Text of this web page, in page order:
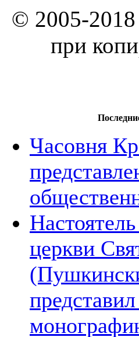
© 2005-2018
при
Часовня
церкви